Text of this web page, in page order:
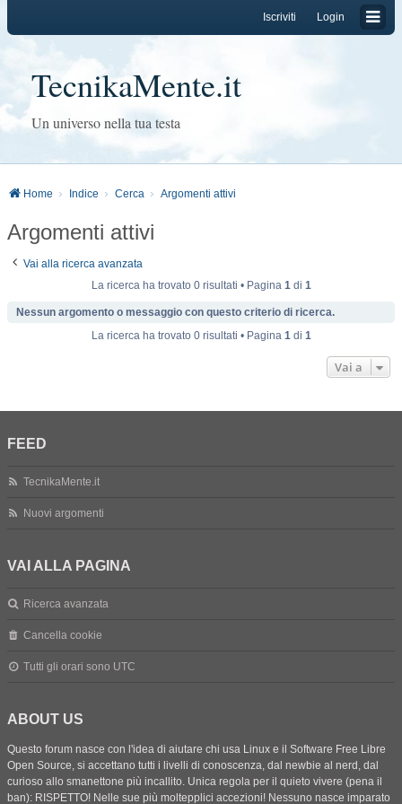
Login
Iscriviti
TecnikaMente.it
Un universo nella tua testa
Home Indice Cerca Argomenti attivi
Argomenti attivi
Vai alla ricerca avanzata
La ricerca ha trovato 0 risultati • Pagina 1di 1
Nessun argomento o messaggio con questo criterio di ricerca.
La ricerca ha trovato 0 risultati • Pagina 1di 1
Vai a
FEED
TecnikaMente.it
Nuovi argomenti
VAI ALLA PAGINA
Ricerca avanzata
Cancella cookie
Tutti gli orari sono UTC
ABOUT US
Questo forum nasce con l'idea di aiutare chi usa Linux e il Software Free Libre
Open Source, si accettano tutti i livelli di conoscenza, dal newbie al nerd, dal
curioso allo smanettone più incallito. Unica regola per il quieto vivere (pena il
ban): RISPETTO! Nelle sue più moltepplici accezioni! Nessuno nasce imparato